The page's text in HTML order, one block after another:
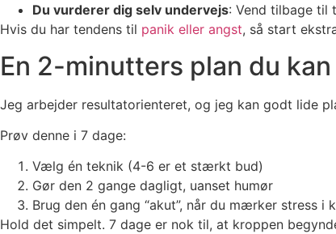
Du vurderer dig selv undervejs: Vend tilbage til
Hvis du har tendens til panik eller angst, så start
En 2-minutters plan du
Jeg arbejder resultatorienteret, og jeg kan godt lide
Prøv denne i 7 dage:
Vælg én teknik (4-6 er et stærkt bud)
Gør den 2 gange dagligt, uanset humør
Brug den én gang “akut”, når du mærker stress i
Hold det simpelt. 7 dage er nok til, at kroppen